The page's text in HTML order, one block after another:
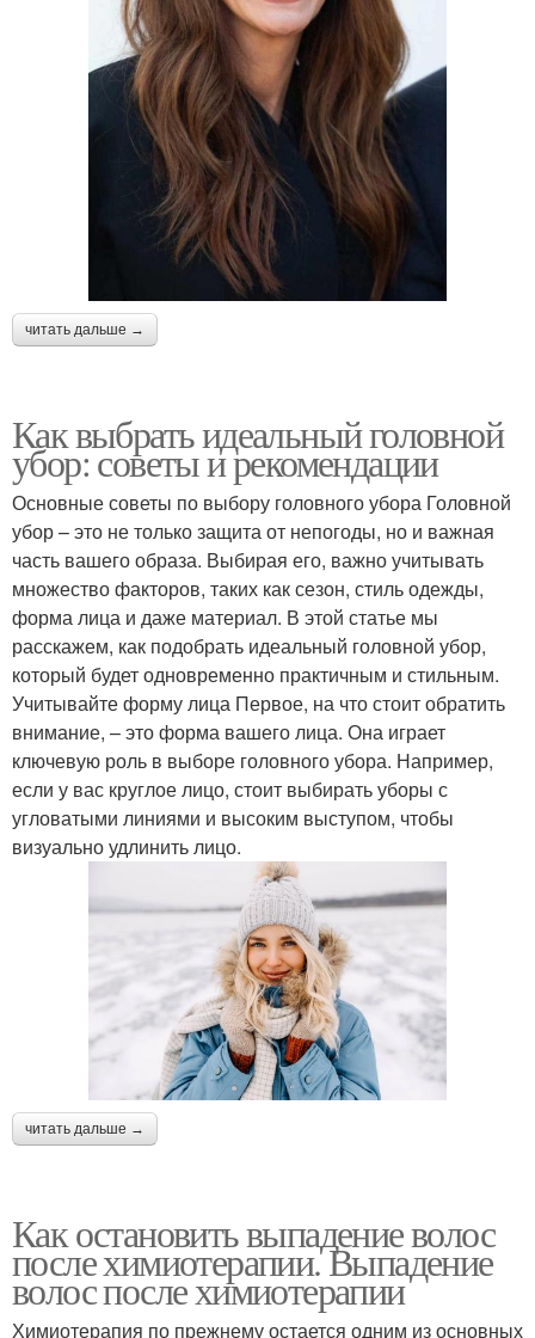
читать дальше →
Как выбрать идеальный головной
убор: советы и рекомендации
Основные советы по выбору головного убора Головной
убор – это не только защита от непогоды, но и важная
часть вашего образа. Выбирая его, важно учитывать
множество факторов, таких как сезон, стиль одежды,
форма лица и даже материал. В этой статье мы
расскажем, как подобрать идеальный головной убор,
который будет одновременно практичным и стильным.
Учитывайте форму лица Первое, на что стоит обратить
внимание, – это форма вашего лица. Она играет
ключевую роль в выборе головного убора. Например,
если у вас круглое лицо, стоит выбирать уборы с
угловатыми линиями и высоким выступом, чтобы
визуально удлинить лицо.
читать дальше →
Как остановить выпадение волос
после химиотерапии. Выпадение
волос после химиотерапии
Химиотерапия по прежнему остается одним из основных